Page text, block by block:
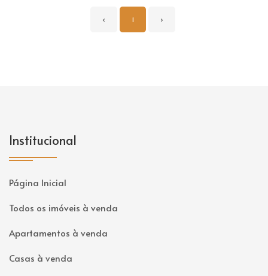
‹ 1 ›
Institucional
Página Inicial
Todos os imóveis à venda
Apartamentos à venda
Casas à venda